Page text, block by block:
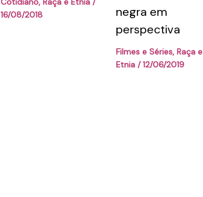
16/08/2018
negra em
perspectiva
Filmes e Séries, Raça e
Etnia/12/06/2019